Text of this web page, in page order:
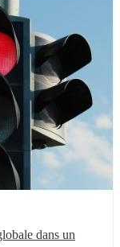
dans un